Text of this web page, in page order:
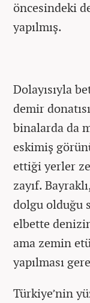
öncesindeki
yapılmış.
Dolayısıyla
demir
binalarda da
eskimiş
ettiği yerler
zayıf.
dolgu olduğu
elbette
ama zemin
yapılması
Türkiye’nin